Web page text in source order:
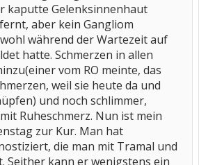
kaputte Gelenksinnenhaut
aber kein Gangliom
während der Wartezeit auf
hatte. Schmerzen in allen
vom RO meinte, das
weil sie heute da und
und noch schlimmer,
Ruheschmerz. Nun ist mein
zur Kur. Man hat
die man mit Tramal und
Seither kann er wenigstens ein